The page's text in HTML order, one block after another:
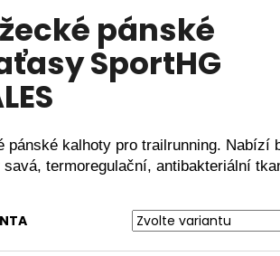
pánské
SportHG
pánské kalhoty pro trailrunning.
savá, termoregulační, antibakteriální